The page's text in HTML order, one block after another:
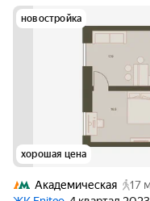
новостройка
хорошая цена
Академическая
17